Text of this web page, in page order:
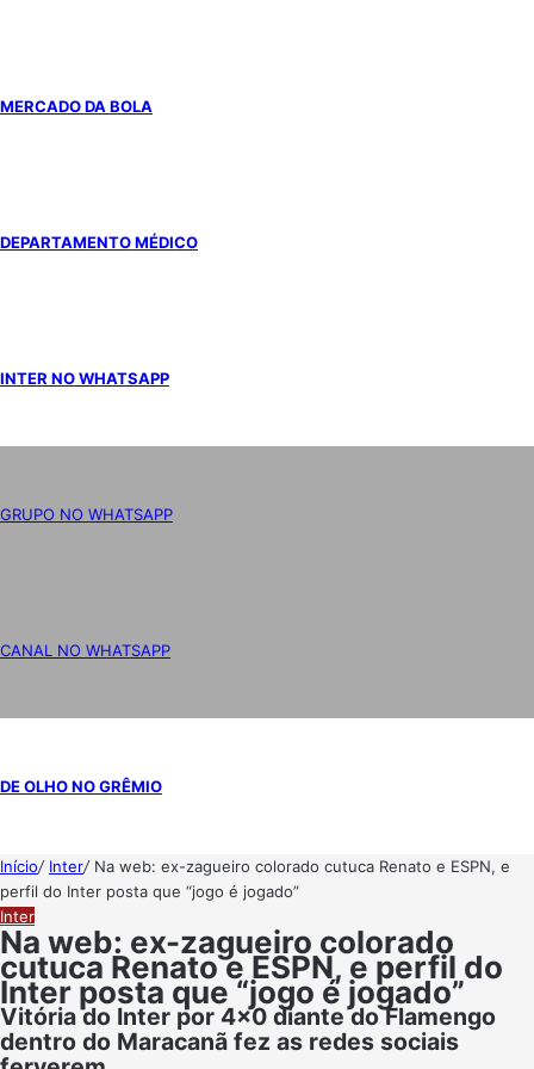
MERCADO DA BOLA
DEPARTAMENTO MÉDICO
INTER NO WHATSAPP
GRUPO NO WHATSAPP
CANAL NO WHATSAPP
DE OLHO NO GRÊMIO
Início/ Inter/ Na web: ex-zagueiro colorado cutuca Renato e ESPN, e
perfil do Inter posta que “jogo é jogado”
Inter
Na web: ex-zagueiro colorado
cutuca Renato e ESPN, e perfil do
Inter posta que “jogo é jogado”
Vitória do Inter por 4x0 diante do Flamengo
dentro do Maracanã fez as redes sociais